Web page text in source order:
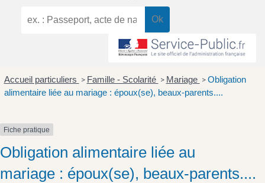
Accueil particuliers > Famille - Scolarité > Mariage > Obligation
alimentaire liée au mariage : époux(se), beaux-parents....
Fiche pratique
Obligation alimentaire liée au
mariage : époux(se), beaux-parents....